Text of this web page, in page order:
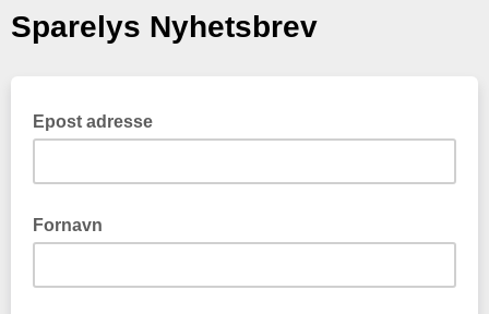
Sparelys Nyhetsbrev
Epost adresse
Fornavn